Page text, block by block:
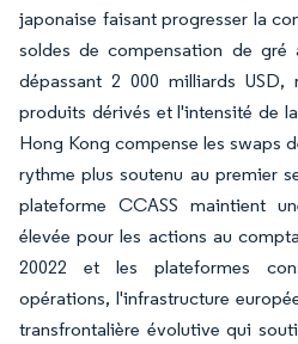
japonaise faisant progresser la
soldes de compensation de
dépassant 2 000 milliards USD,
produits dérivés et l'intensité de
Hong Kong compense les swaps
rythme plus soutenu au premier
plateforme CCASS maintient
élevée pour les actions au
20022 et les plateformes
opérations, l'infrastructure
transfrontalière évolutive qui